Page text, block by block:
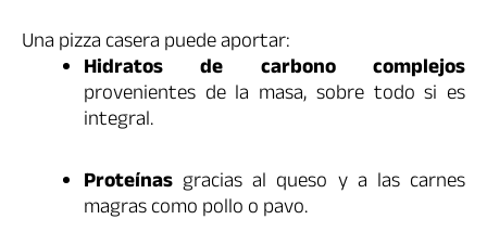
Una pizza casera puede aportar:
Hidratos de carbono complejos
provenientes de la masa, sobre todo si es
integral.
Proteínas gracias al queso y a las carnes
magras como pollo o pavo.